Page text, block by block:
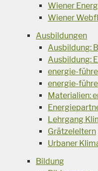
Wiener
Wiener
Ausbildungen
Ausbildung:
Ausbildung:
energie-
energie-
Materialien:
Lehrgang
Grätzeleltern
Urbaner
Bildung